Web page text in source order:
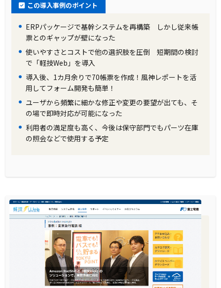
これらの課題を解決するために、オルガン針株
式会社は「軽技Web」を導入しました。この製
品は操作性と専門性を兼ね備えており、エンド
ユーザー自身が容易にデータを活用できるよう
になりました。また、データ活用の属人化を排
除し、ノウハウや知見の共有が実現しました。
製品の導入により改善した業務
「軽技Web」の導入により、オペレーション業
了するようになり、最新データが即座に反映さ
タの適正化が図られ、業務の効率化が実現しま
した。
この導入事例のポイント
ERPパッケージで基幹システムを再構築 しかし従来帳
票とのギャップが壁になった
使いやすさとコストで他の選択肢を圧倒 短期間の検討
で「軽技Web」を導入
導入後、1カ月余りで70帳票を作成！風神レポートを活
用してフォーム開発も簡単！
ユーザから頻繁に細かな修正や変更の要望が出ても、そ
の場で即時対応が可能になった
利用者の満足度も高く、今後は保守部門でもパーツ在庫
の照会などで使用する予定